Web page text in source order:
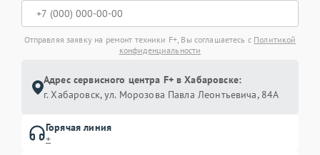
Отправляя заявку на ремонт техники F+, Вы соглашаетесь с Политикой
конфиденциальности
Адрес сервисного центра F+ в Хабаровске:
г. Хабаровск, ул. Морозова Павла Леонтьевича, 84А
Горячая линия
+